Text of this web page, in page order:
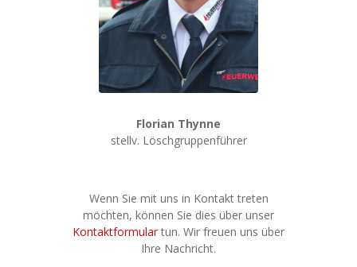
Florian Thynne
stellv. Löschgruppenführer
Wenn Sie mit uns in Kontakt treten
möchten, können Sie dies über unser
Kontaktformulartun. Wir freuen uns über
Ihre Nachricht.